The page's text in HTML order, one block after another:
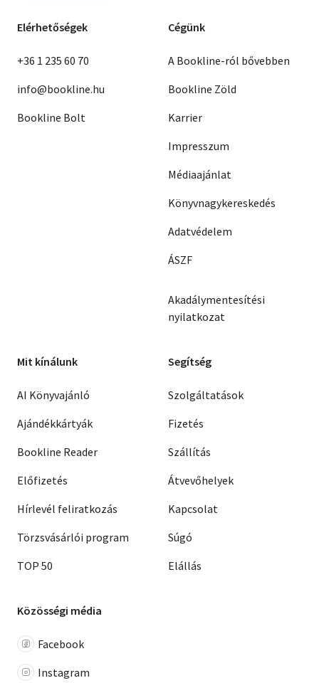
Elérhetőségek
+36 1 235 60 70
info@bookline.hu
Bookline Bolt
Cégünk
A Bookline-ról bővebben
Bookline Zöld
Karrier
Impresszum
Médiaajánlat
Könyvnagykereskedés
Adatvédelem
ÁSZF
Akadálymentesítési
nyilatkozat
Mit kínálunk
AI Könyvajánló
Ajándékkártyák
Bookline Reader
Előfizetés
Hírlevél feliratkozás
Törzsvásárlói program
TOP 50
Segítség
Szolgáltatások
Fizetés
Szállítás
Átvevőhelyek
Kapcsolat
Súgó
Elállás
Közösségi média
Facebook
Instagram